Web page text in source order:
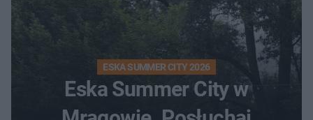
ESKA SUMMER CITY 2026
Eska Summer City w